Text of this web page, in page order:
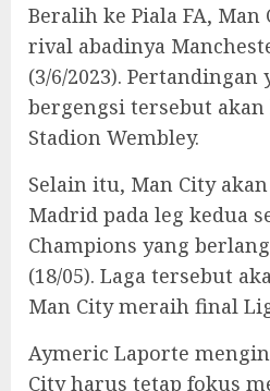
Beralih ke Piala FA,
rival abadinya
(3/6/2023). Pertandingan
bergengsi tersebut
Stadion Wembley.
Selain itu, Man City
Madrid pada leg kedua
Champions yang
(18/05). Laga tersebut
Man City meraih final
Aymeric Laporte
City harus tetap fokus